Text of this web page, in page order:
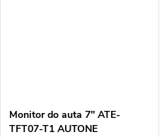
Monitor do auta 7'' ATE-
TFT07-T1 AUTONE